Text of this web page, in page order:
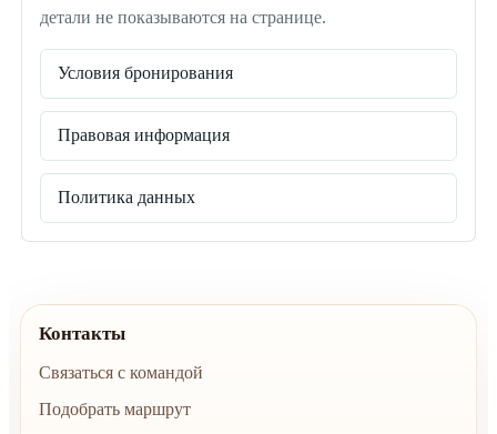
детали не показываются на странице.
Условия бронирования
Правовая информация
Политика данных
Контакты
Связаться с командой
Подобрать маршрут